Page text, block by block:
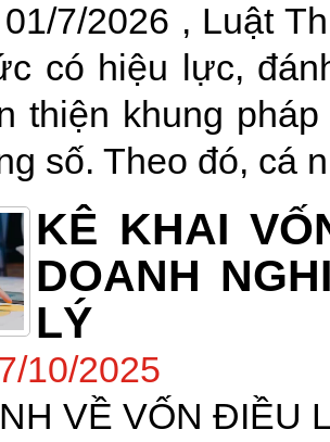
7/2026 , Luật
có hiệu lực,
thiện khung
số. Theo đó, cá
KÊ KHAI
DOANH
LÝ
10/2025
VỀ VỐN ĐIỀU